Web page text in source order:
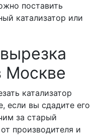
поставить
катализатор или
Москве
катализатор
если вы сдадите его
за старый
производителя и